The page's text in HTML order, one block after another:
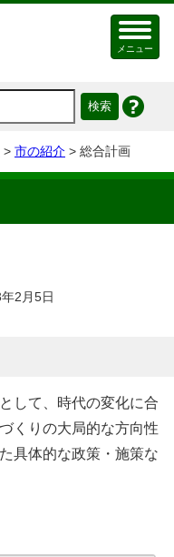
メニュー
> 市の紹介 > 総合計画
2月5日
して、時代の変化に合
くりの大局的な方向性
具体的な政策・施策な